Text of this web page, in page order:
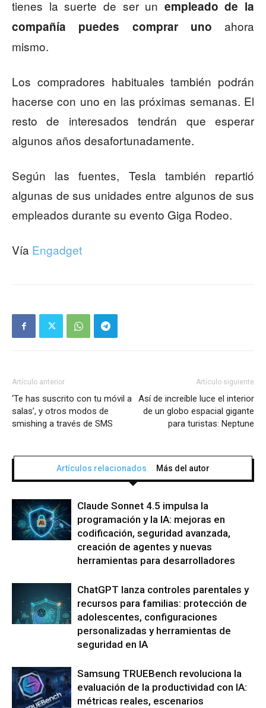
tienes la suerte de ser un empleado de la
compañía puedes comprar uno ahora
mismo.
Los compradores habituales también podrán
hacerse con uno en las próximas semanas. El
resto de interesados tendrán que esperar
algunos años desafortunadamente.
Según las fuentes, Tesla también repartió
algunas de sus unidades entre algunos de sus
empleados durante su evento Giga Rodeo.
Vía Engadget
Artículo anterior
‘Te has suscrito con tu móvil a
salas’, y otros modos de
smishing a través de SMS
Artículo siguiente
Así de increíble luce el interior
de un globo espacial gigante
para turistas: Neptune
Artículos relacionados Más del autor
Claude Sonnet 4.5 impulsa la
programación y la IA: mejoras en
codificación, seguridad avanzada,
creación de agentes y nuevas
herramientas para desarrolladores
ChatGPT lanza controles parentales y
recursos para familias: protección de
adolescentes, configuraciones
personalizadas y herramientas de
seguridad en IA
Samsung TRUEBench revoluciona la
evaluación de la productividad con IA:
métricas reales, escenarios